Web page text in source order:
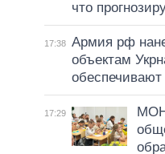
что
17:38 Армия рф
объектам
17:29
МОН